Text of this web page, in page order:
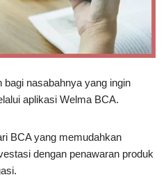
nasabahnya yang ingin
aplikasi Welma BCA.
BCA yang memudahkan
dengan penawaran produk